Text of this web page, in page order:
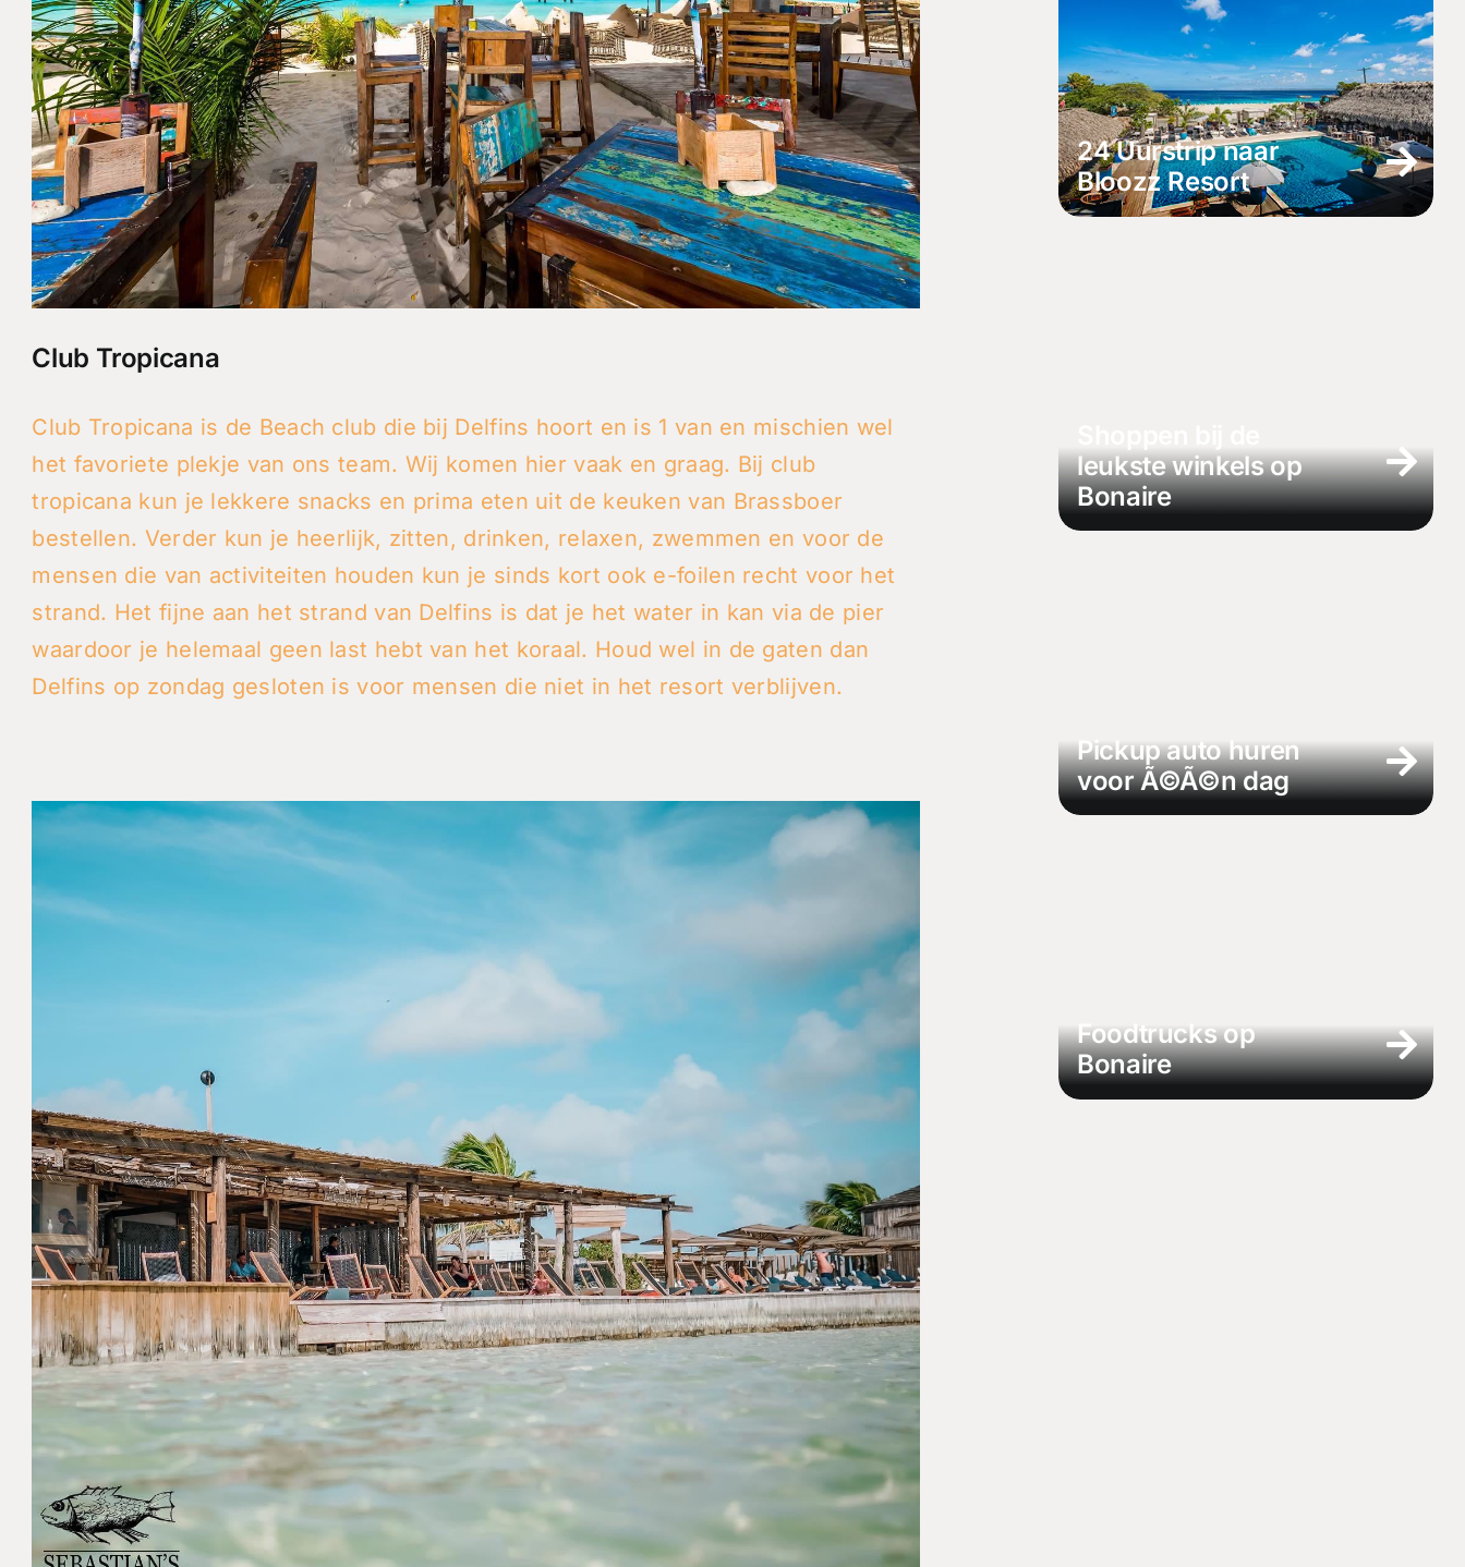
Club Tropicana
Club Tropicana is de Beach club die bij Delfins hoort en is 1 van en mischien wel
het favoriete plekje van ons team. Wij komen hier vaak en graag. Bij club
tropicana kun je lekkere snacks en prima eten uit de keuken van Brassboer
bestellen. Verder kun je heerlijk, zitten, drinken, relaxen, zwemmen en voor de
mensen die van activiteiten houden kun je sinds kort ook e-foilen recht voor het
strand. Het fijne aan het strand van Delfins is dat je het water in kan via de pier
waardoor je helemaal geen last hebt van het koraal. Houd wel in de gaten dan
Delfins op zondag gesloten is voor mensen die niet in het resort verblijven.
24 Uurstrip naar
Bloozz Resort
leukste winkels op
Bonaire
Pickup auto huren
voor Ã©Ã©n dag
Foodtrucks op
Bonaire